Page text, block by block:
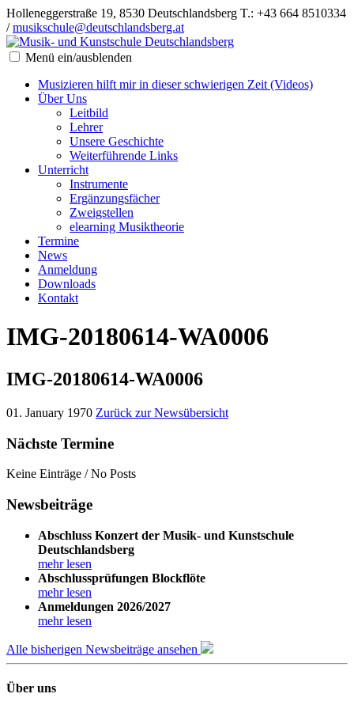
Holleneggerstraße 19, 8530 Deutschlandsberg T.: +43 664 8510334
/musikschule@deutschlandsberg.at
Menü ein/ausblenden
Musizieren hilft mir in dieser schwierigen Zeit (Videos)
Über Uns
Leitbild
Lehrer
Unsere Geschichte
Weiterführende Links
Unterricht
Instrumente
Ergänzungsfächer
Zweigstellen
elearning Musiktheorie
Termine
News
Anmeldung
Downloads
Kontakt
IMG-20180614-WA0006
IMG-20180614-WA0006
01. January 1970 Zurück zur Newsübersicht
Nächste Termine
Keine Einträge / No Posts
Newsbeiträge
Abschluss Konzert der Musik- und Kunstschule
Deutschlandsberg
mehr lesen
Abschlussprüfungen Blockflöte
mehr lesen
Anmeldungen 2026/2027
mehr lesen
Alle bisherigen Newsbeiträge ansehen
Über uns